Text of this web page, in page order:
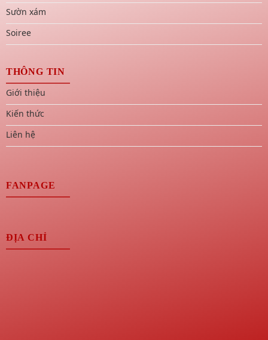
Sườn xám
Soiree
THÔNG TIN
Giới thiệu
Kiến thức
Liên hệ
FANPAGE
ĐỊA CHỈ